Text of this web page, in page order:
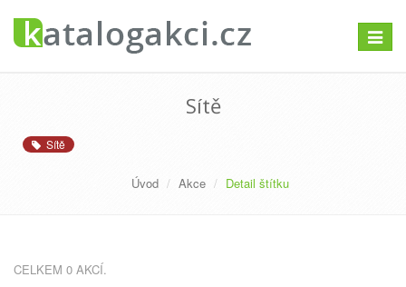
Sítě
Sítě
Úvod Akce Detail štítku
CELKEM 0 AKCÍ.